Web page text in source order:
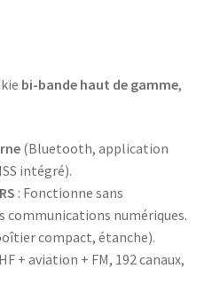
bi-bande haut de gamme,
(Bluetooth, application
intégré).
: Fonctionne sans
communications numériques.
compact, étanche).
+ aviation + FM, 192 canaux,